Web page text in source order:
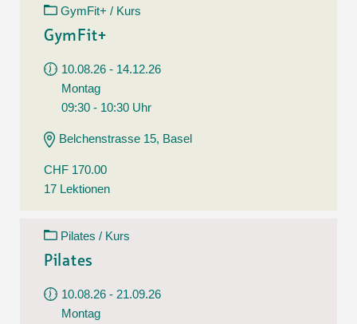
GymFit+ / Kurs
GymFit+
10.08.26 - 14.12.26
Montag
09:30 - 10:30 Uhr
Belchenstrasse 15, Basel
CHF 170.00
17 Lektionen
Pilates / Kurs
Pilates
10.08.26 - 21.09.26
Montag